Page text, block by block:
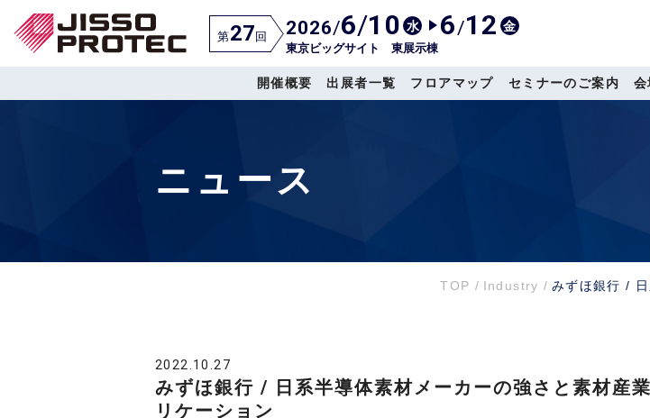
第27回 2026/6/10 水 6/12 金
東京ビッグサイト 東展示棟
開催概要 出展者一覧 フロアマップ セミナーのご案内 会
ニュース
TOP / Industry / みずほ銀行 /
2022.10.27
みずほ銀行 / 日系半導体素材メーカーの強さと素材産
リケーション